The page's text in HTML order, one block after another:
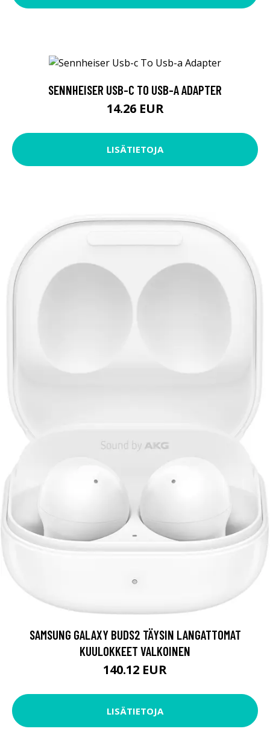
SENNHEISER USB-C TO USB-A ADAPTER
14.26 EUR
LISÄTIETOJA
SAMSUNG GALAXY BUDS2 TÄYSIN LANGATTOMAT
KUULOKKEET VALKOINEN
140.12 EUR
LISÄTIETOJA